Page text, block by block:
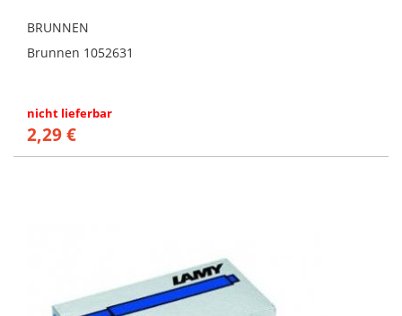
BRUNNEN
Brunnen 1052631
nicht lieferbar
2,29 €